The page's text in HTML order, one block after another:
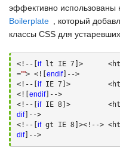
эффективно использованы
Boilerplate
, который
классы CSS для
<!--[ if lt IE 7 ]>
=""> <![ endif]-->
<!--[ if IE 7 ]>
<![ endif]-->
<!--[ if IE 8 ]>
dif]-->
<!--[ if gt IE 8 ]><!-->
dif]-->